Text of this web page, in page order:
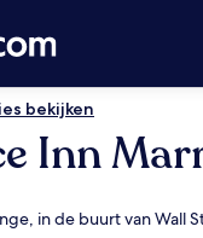
bekijken
Inn
in de buurt van Wall